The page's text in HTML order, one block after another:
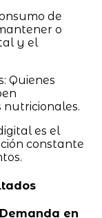
de
o
y el
Quienes
es el
constante
en